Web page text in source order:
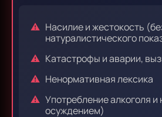
Насилие и жестокость
натуралистического
Катастрофы и аварии,
Ненормативная лексика
Употребление алкоголя и
осуждением)
Эпизод 13